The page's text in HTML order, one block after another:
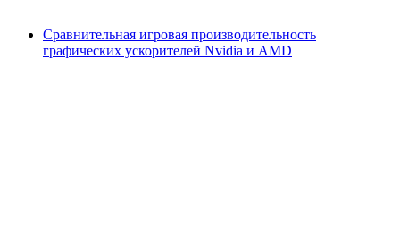
Сравнительная игровая производительность
графических ускорителей Nvidia и AMD